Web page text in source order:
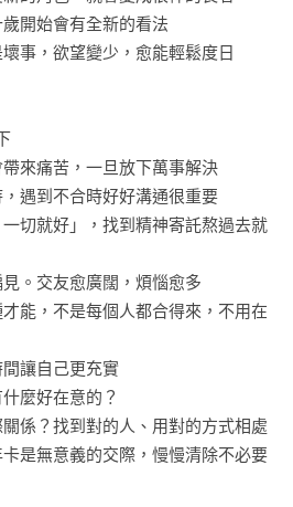
老後與生死的嚴肅議題，但透過兩
）的日本女性精神科醫師的對談，顯
標題就非常吸引人，例如：『欲望
「孤獨死」其實沒什麼，就算一堆
個世界』。
，例如：隨著老化，用在人際關係
模式』，才不會很累。我也很喜歡
能活動自如時，想做的事趕緊做，
他許多精彩之處，只有自己讀了，
學醫學院醫學系兼任臨床教授
開始會有全新的看法
事，欲望變少，愈能輕鬆度日
來痛苦，一旦放下萬事解決
遇到不合時好好溝通很重要
切就好」，找到精神寄託熬過去就
。交友愈廣闊，煩惱愈多
能，不是每個人都合得來，不用在
讓自己更充實
麼好在意的？
係？找到對的人、用對的方式相處
是無意義的交際，慢慢清除不必要